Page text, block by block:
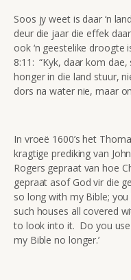
Soos jy weet is daar ‘n
deur die jaar die effek
ook ‘n geestelike
8:11: “Kyk, daar kom dae,
honger in die land stuur,
dors na water nie, maar
In vroeë 1600’s het
kragtige prediking van
Rogers gepraat van hoe
gepraat asof God vir die
so long with my Bible;
such houses all covered
to look into it. Do you
my Bible no longer.’